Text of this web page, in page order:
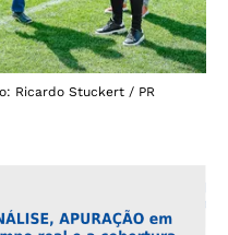
Ricardo Stuckert / PR